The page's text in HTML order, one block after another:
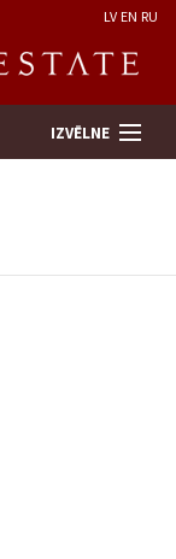
LV EN RU
IZVĒLNE